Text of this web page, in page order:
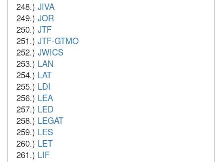
248.) JIVA
249.) JOR
250.) JTF
251.) JTF-GTMO
252.) JWICS
253.) LAN
254.) LAT
255.) LDI
256.) LEA
257.) LED
258.) LEGAT
259.) LES
260.) LET
261.) LIF